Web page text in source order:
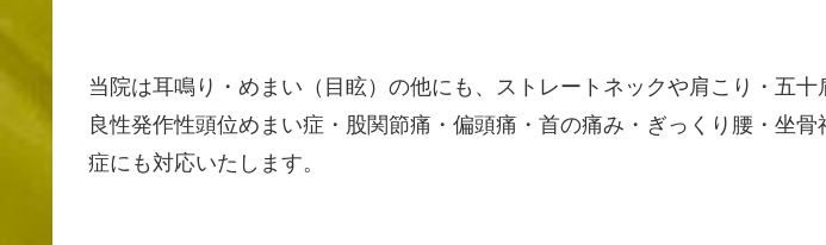
当院は耳鳴り・めまい（目眩）の他にも、ストレートネックや肩こり・五十
良性発作性頭位めまい症・股関節痛・偏頭痛・首の痛み・ぎっくり腰・坐骨
症にも対応いたします。